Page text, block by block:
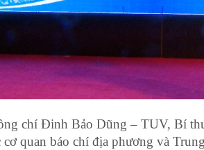
chí Đinh Bảo Dũng – TUV, Bí
cơ quan báo chí địa phương và